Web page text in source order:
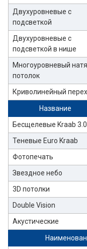
Двухуровневые с
подсветкой
Двухуровневые с
подсветкой в нише
Многоуровневый
потолок
Криволинейный
Название
Бесщелевые Kraab 3.0
Теневые Euro Kraab
Фотопечать
Звездное небо
3D потолки
Double Vision
Акустические